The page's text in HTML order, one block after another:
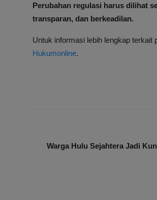
Perubahan regulasi harus dilihat
transparan, dan berkeadilan.
Untuk informasi lebih lengkap terkait
Hukumonline.
Warga Hulu Sejahtera Jadi